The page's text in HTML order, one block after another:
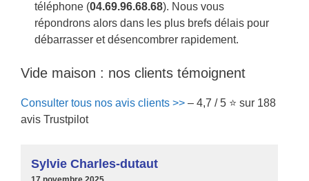
téléphone (04.69.96.68.68). Nous vous
répondrons alors dans les plus brefs délais pour
débarrasser et désencombrer rapidement.
Vide maison : nos clients témoignent
Consulter tous nos avis clients >> – 4,7 / 5 ⭐ sur 188
avis Trustpilot
Sylvie Charles-dutaut